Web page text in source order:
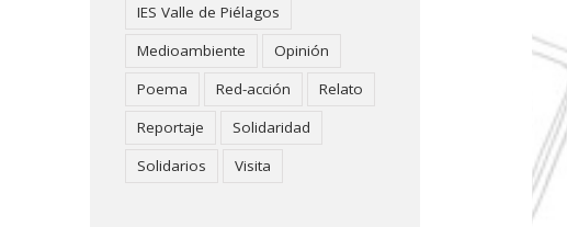
IES Valle de Piélagos
Medioambiente
Opinión
Poema
Red-acción
Relato
Reportaje
Solidaridad
Solidarios
Visita